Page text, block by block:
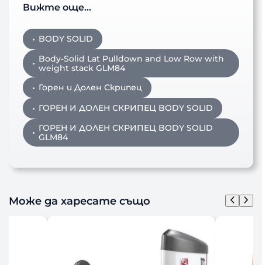
Вижте още…
BODY SOLID
Body-Solid Lat Pulldown and Low Row with
weight stack GLM84
Горен и Долен Скрипец
ГОРЕН И ДОЛЕН СКРИПЕЦ BODY SOLID
ГОРЕН И ДОЛЕН СКРИПЕЦ BODY SOLID
GLM84
Може да харесате също